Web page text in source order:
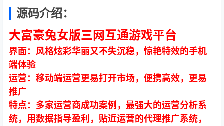
源码介绍：
大富豪兔女版三网互通游戏平台
界面：风格炫彩华丽又不失沉稳，惊艳特效的手机
端体验
运营：移动端运营更易打开市场，便携高效，更易
推广
特点：多家运营商成功案例，最强大的运营分析系
统，用数据指导盈利，贴近运营的代理推广系统，